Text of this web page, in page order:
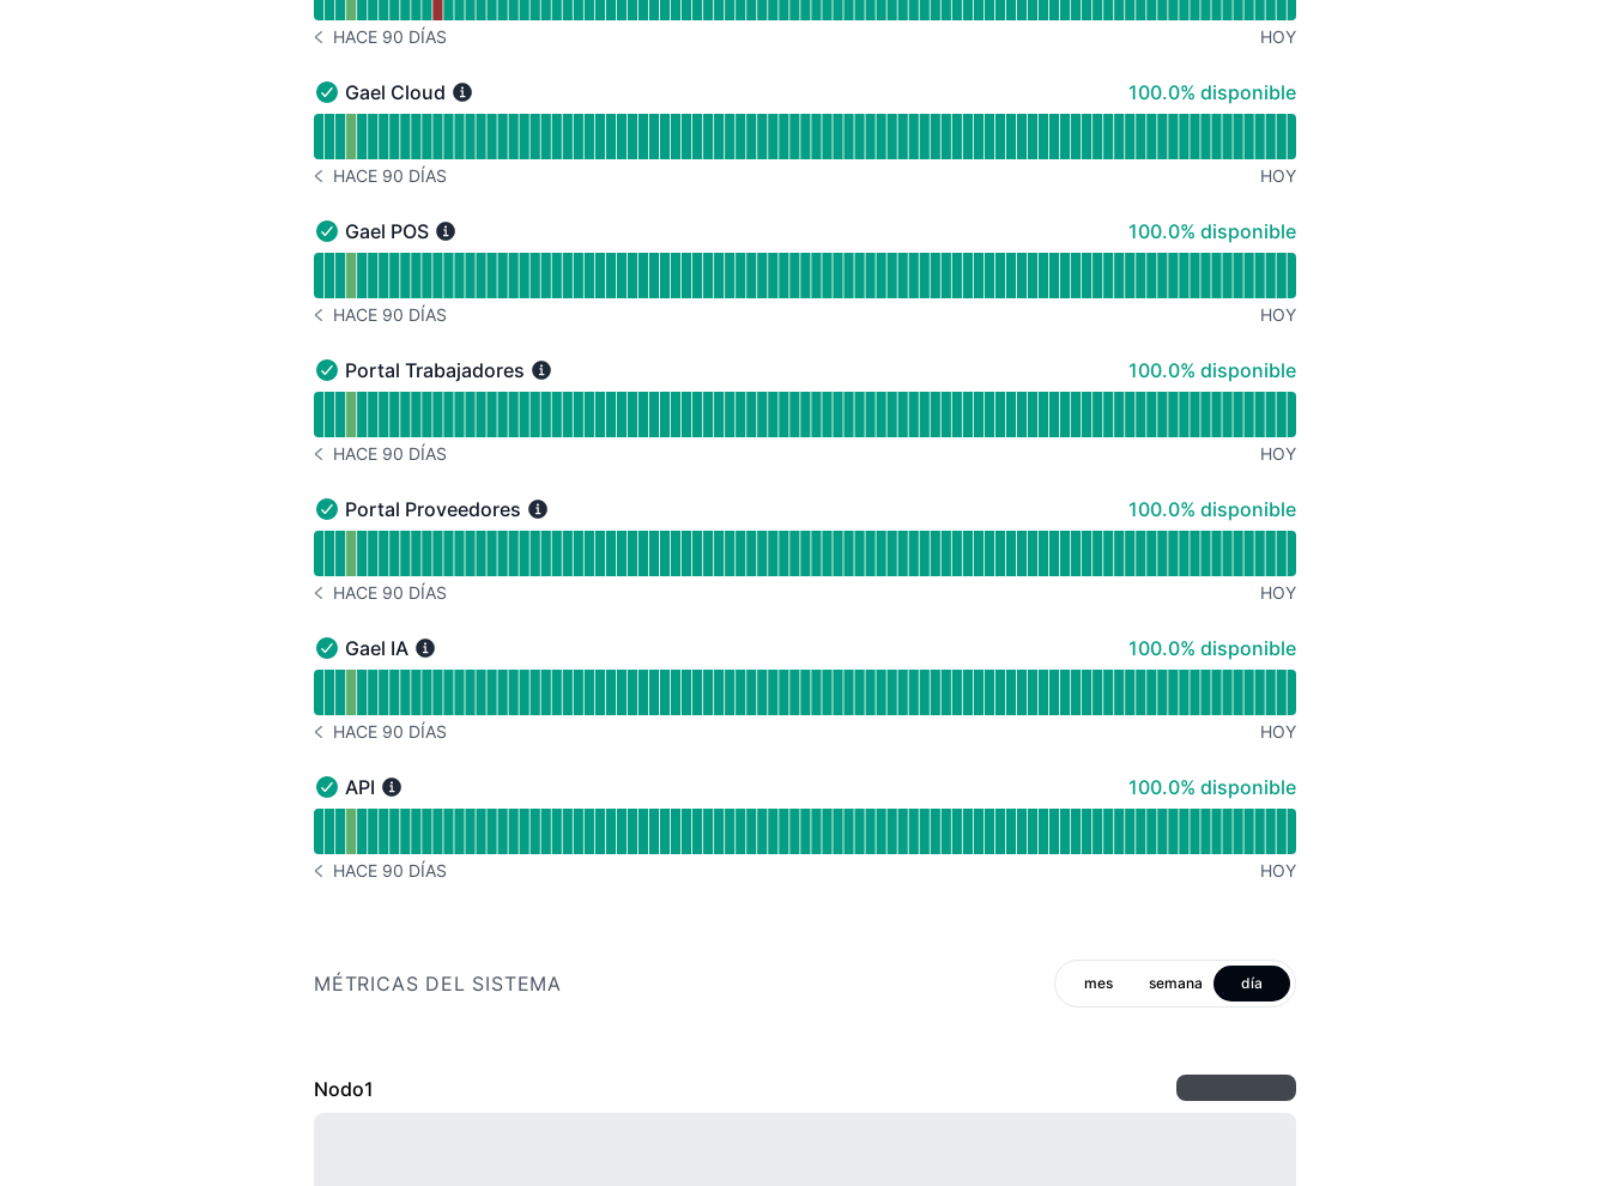
HISTORIAL DE AVISOS HACE 90 DÍAS
HACE 90 DÍAS HOY
Gael Cloud - En funcionamiento
Gael Cloud 100% - disponible
100.0% disponible
HISTORIAL DE AVISOS HACE 90 DÍAS
HACE 90 DÍAS HOY
Gael POS - En funcionamiento
Gael POS 100% - disponible
100.0% disponible
HISTORIAL DE AVISOS HACE 90 DÍAS
HACE 90 DÍAS HOY
Portal Trabajadores - En funcionamiento
Portal Trabajadores 100% - disponible
100.0% disponible
HISTORIAL DE AVISOS HACE 90 DÍAS
HACE 90 DÍAS HOY
Portal Proveedores - En funcionamiento
Portal Proveedores 100% - disponible
100.0% disponible
HISTORIAL DE AVISOS HACE 90 DÍAS
HACE 90 DÍAS HOY
Gael IA - En funcionamiento
Gael IA 100% - disponible
100.0% disponible
HISTORIAL DE AVISOS HACE 90 DÍAS
HACE 90 DÍAS HOY
API - En funcionamiento
API 100% - disponible
100.0% disponible
HISTORIAL DE AVISOS HACE 90 DÍAS
HACE 90 DÍAS HOY
MÉTRICAS DEL SISTEMA mes semana día
Nodo1